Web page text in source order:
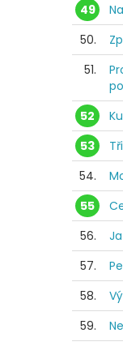
49
50.
51.
52
53
54.
55
56.
57.
58.
59.